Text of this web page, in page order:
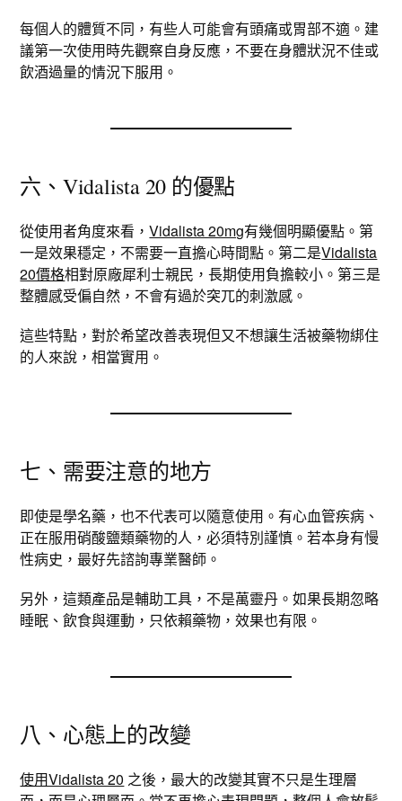
每個人的體質不同，有些人可能會有頭痛或胃部不適。建
議第一次使用時先觀察自身反應，不要在身體狀況不佳或
飲酒過量的情況下服用。
六、Vidalista 20 的優點
從使用者角度來看，Vidalista 20mg有幾個明顯優點。第
一是效果穩定，不需要一直擔心時間點。第二是Vidalista
20價格相對原廠犀利士親民，長期使用負擔較小。第三是
整體感受偏自然，不會有過於突兀的刺激感。
這些特點，對於希望改善表現但又不想讓生活被藥物綁住
的人來說，相當實用。
七、需要注意的地方
即使是學名藥，也不代表可以隨意使用。有心血管疾病、
正在服用硝酸鹽類藥物的人，必須特別謹慎。若本身有慢
性病史，最好先諮詢專業醫師。
另外，這類產品是輔助工具，不是萬靈丹。如果長期忽略
睡眠、飲食與運動，只依賴藥物，效果也有限。
八、心態上的改變
使用Vidalista 20 之後，最大的改變其實不只是生理層